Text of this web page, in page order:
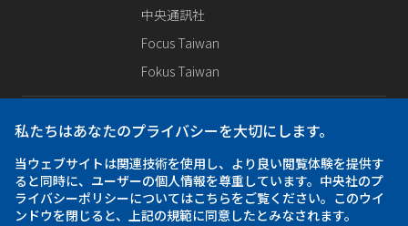
中央通訊社
Focus Taiwan
Fokus Taiwan
SNS公式
Facebook
Instagram
私たちはあなたのプライバシーを大切にします。
当ウェブサイトは関連技術を使用し、より良い閲覧体験を提供す
ると同時に、ユーザーの個人情報を尊重しています。中央社のプ
ライバシーポリシーについてはこちらをご覧ください。このウイ
ンドウを閉じると、上記の規範に同意したとみなされます。